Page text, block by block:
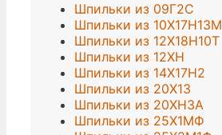
Шпильки из 09Г2С
Шпильки из
Шпильки из 12Х18Н10Т
Шпильки из 12ХН
Шпильки из 14Х17Н2
Шпильки из 20Х13
Шпильки из 20ХН3А
Шпильки из 25Х1МФ